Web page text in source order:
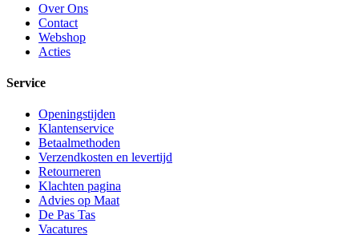
Over Ons
Contact
Webshop
Acties
Service
Openingstijden
Klantenservice
Betaalmethoden
Verzendkosten en levertijd
Retourneren
Klachten pagina
Advies op Maat
De Pas Tas
Vacatures